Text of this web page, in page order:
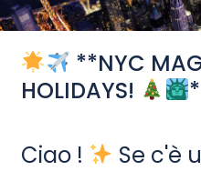
**NYC
HOLIDAYS!
Ciao !
Se c'è